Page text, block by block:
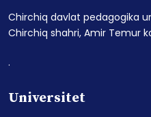
Chirchiq davlat pedagogika
Chirchiq shahri, Amir Temur
.
Universitet